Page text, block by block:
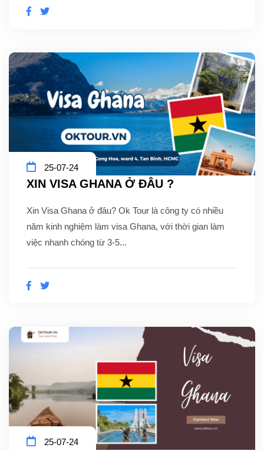
25-07-24
XIN VISA GHANA Ở ĐÂU ?
Xin Visa Ghana ở đâu? Ok Tour là công ty có nhiều
năm kinh nghiệm làm visa Ghana, với thời gian làm
việc nhanh chóng từ 3-5...
25-07-24